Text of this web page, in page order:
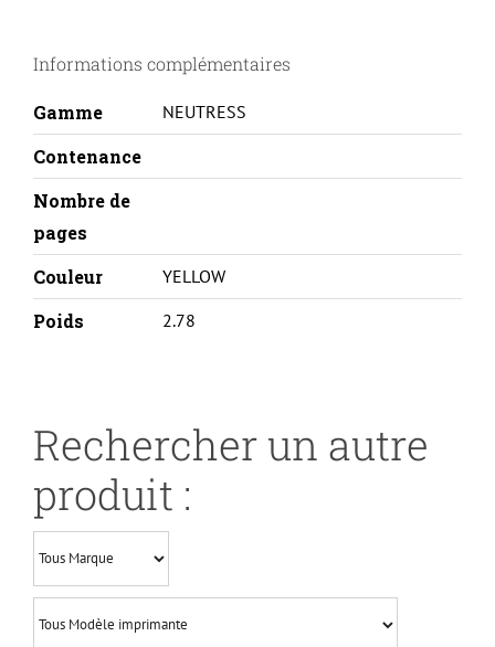
LBP2710-
THD-
Y-
REMA
Informations complémentaires
Gamme NEUTRESS
Contenance
Nombre de
pages
Couleur
YELLOW
Poids 2.78
Rechercher un autre
produit :